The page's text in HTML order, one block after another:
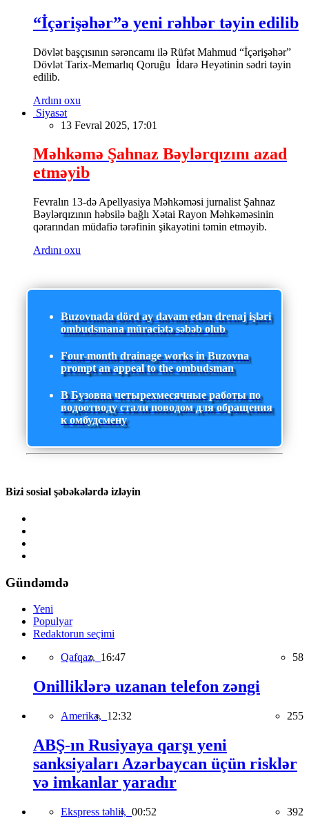
“İçərişəhər”ə yeni rəhbər təyin edilib
Dövlət başçısının sərəncamı ilə Rüfət Mahmud “İçərişəhər”
Dövlət Tarix-Memarlıq Qoruğu İdarə Heyətinin sədri təyin
edilib.
Ardını oxu
Siyasət
13 Fevral 2025, 17:01
Məhkəmə Şahnaz Bəylərqızını azad
etməyib
Fevralın 13-də Apellyasiya Məhkəməsi jurnalist Şahnaz
Bəylərqızının həbsilə bağlı Xətai Rayon Məhkəməsinin
qərarından müdafiə tərəfinin şikayətini təmin etməyib.
Ardını oxu
Buzovnada dörd ay davam edən drenaj işləri
ombudsmana müraciətə səbəb olub
Four-month drainage works in Buzovna
prompt an appeal to the ombudsman
В Бузовна четырехмесячные работы по
водоотводу стали поводом для обращения
к омбудсмену
Bizi sosial şəbəkələrdə izləyin
Gündəmdə
Yeni
Populyar
Redaktorun seçimi
Qafqaz, 16:47 58
Onilliklərə uzanan telefon zəngi
Amerika, 12:32 255
ABŞ-ın Rusiyaya qarşı yeni
sanksiyaları Azərbaycan üçün risklər
və imkanlar yaradır
Ekspress təhlil, 00:52 392